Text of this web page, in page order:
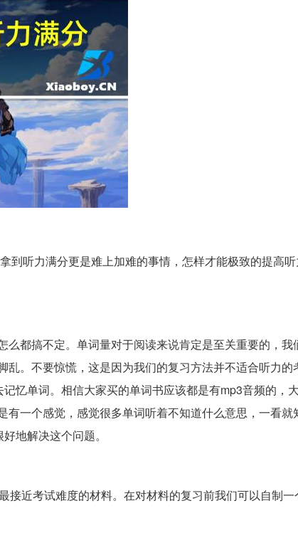
到听力满分更是难上加难的事情，怎样才能极致的提高
都搞不定。单词量对于阅读来说肯定是至关重要的，我
。不要惊慌，这是因为我们的复习方法并不适合听力的
忆单词。相信大家买的单词书应该都是有mp3音频的，
一个感觉，感觉很多单词听着不知道什么意思，一看就
地解决这个问题。
近考试难度的材料。在对材料的复习前我们可以自制